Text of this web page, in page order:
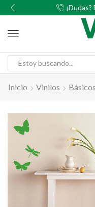
Inicio Vinilos Básicos